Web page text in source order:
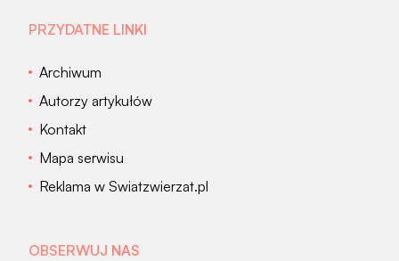
PRZYDATNE LINKI
Archiwum
Autorzy artykułów
Kontakt
Mapa serwisu
Reklama w Swiatzwierzat.pl
OBSERWUJ NAS